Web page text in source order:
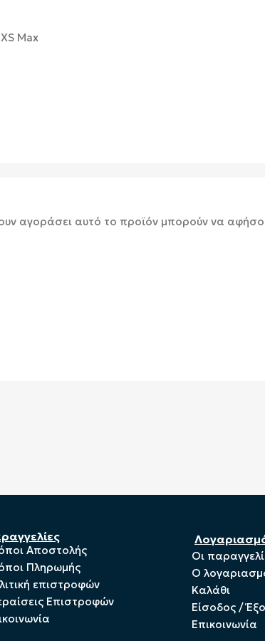
Max
αγοράσει αυτό το προϊόν μπορούν να
Αποστολής
Πληρωμής
επιστροφών
Επιστροφών
Οι
Ο
Καλάθι
Είσοδος /
Επικοινωνία